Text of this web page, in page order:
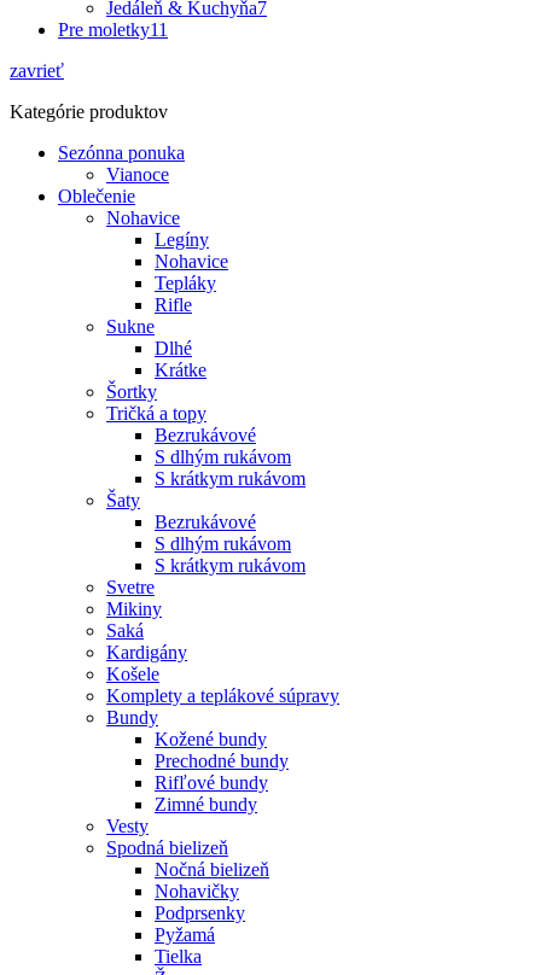
Jedáleň & Kuchyňa7
Pre moletky11
zavrieť
Kategórie produktov
Sezónna ponuka
Vianoce
Oblečenie
Nohavice
Legíny
Nohavice
Tepláky
Rifle
Sukne
Dlhé
Krátke
Šortky
Tričká a topy
Bezrukávové
S dlhým rukávom
S krátkym rukávom
Šaty
Bezrukávové
S dlhým rukávom
S krátkym rukávom
Svetre
Mikiny
Saká
Kardigány
Košele
Komplety a teplákové súpravy
Bundy
Kožené bundy
Prechodné bundy
Rifľové bundy
Zimné bundy
Vesty
Spodná bielizeň
Nočná bielizeň
Nohavičky
Podprsenky
Pyžamá
Tielka